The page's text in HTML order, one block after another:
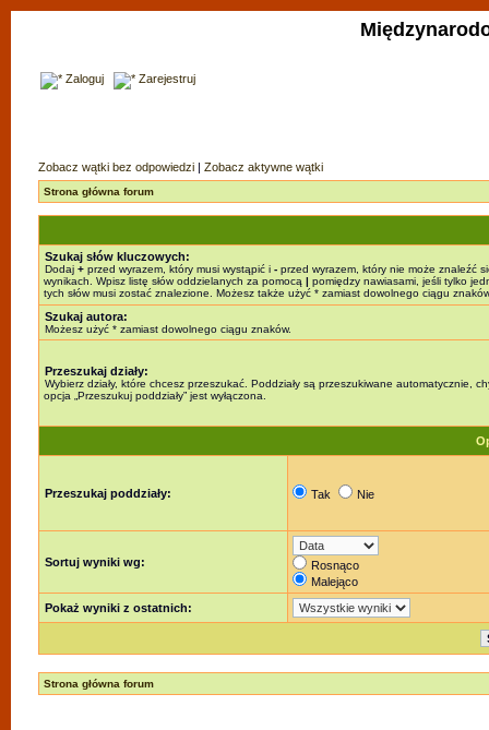
Zaloguj Zarejestruj
Zobacz wątki bez odpowiedzi | Zobacz aktywne wątki
Strona główna forum
Szukaj słów kluczowych:
Dodaj + przed wyrazem, który musi wystąpić i - przed wyrazem, który nie może znaleźć
wynikach. Wpisz listę słów oddzielanych za pomocą | pomiędzy nawiasami, jeśli tylko
tych słów musi zostać znalezione. Możesz także użyć * zamiast dowolnego ciągu
Szukaj autora:
Możesz użyć * zamiast dowolnego ciągu znaków.
Przeszukaj działy:
Wybierz działy, które chcesz przeszukać. Poddziały są przeszukiwane automatycznie,
opcja „Przeszukuj poddziały” jest wyłączona.
Przeszukaj poddziały: Tak Nie
Sortuj wyniki wg:
Rosnąco
Malejąco
Pokaż wyniki z ostatnich:
Strona główna forum